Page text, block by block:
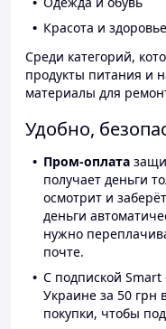
Красота и здоровье
Среди категорий,
продукты питания и
материалы для
Удобно,
Пром-оплата
получает деньги
осмотрит и
деньги
нужно
почте.
С подпиской Smart
Украине за 50 грн
покупки, чтобы